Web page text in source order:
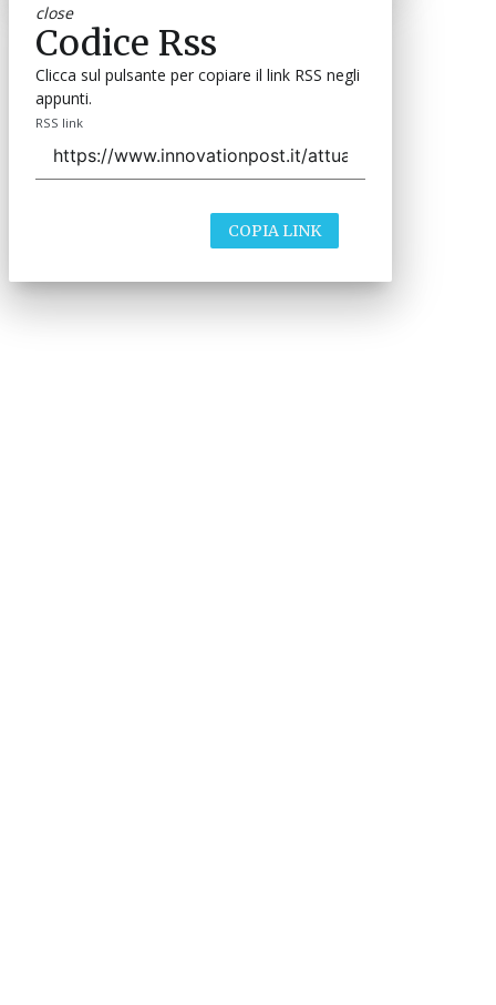
close
Codice Rss
Clicca sul pulsante per copiare il link RSS negli
appunti.
RSS link
COPIA LINK